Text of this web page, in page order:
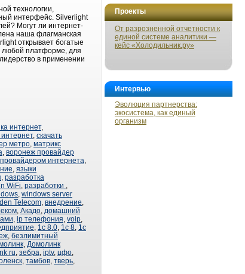
Проекты
От разрозненной отчетности к
единой системе аналитики —
кейс «Холодильник.ру»
Интервью
Эволюция партнерства:
экосистема, как единый
организм
технологии,
интерфейс. Silverlight
Могут ли интернет-
наша флагманская
открывает богатые
любой платформе, для
в применении
интернет,
, скачать
метро, матрикс
, воронеж провайдер
провайдером интернета,
, языки
, разработка
WiFi, разработки ,
, windows server
Telecom, внедрение,
, Акадо, домашний
, ip телефония, voip,
, 1с 8.0, 1с 8, 1с
, безлимитный
, Домолинк
ru, зебра, iptv, цфо,
, тамбов, тверь,